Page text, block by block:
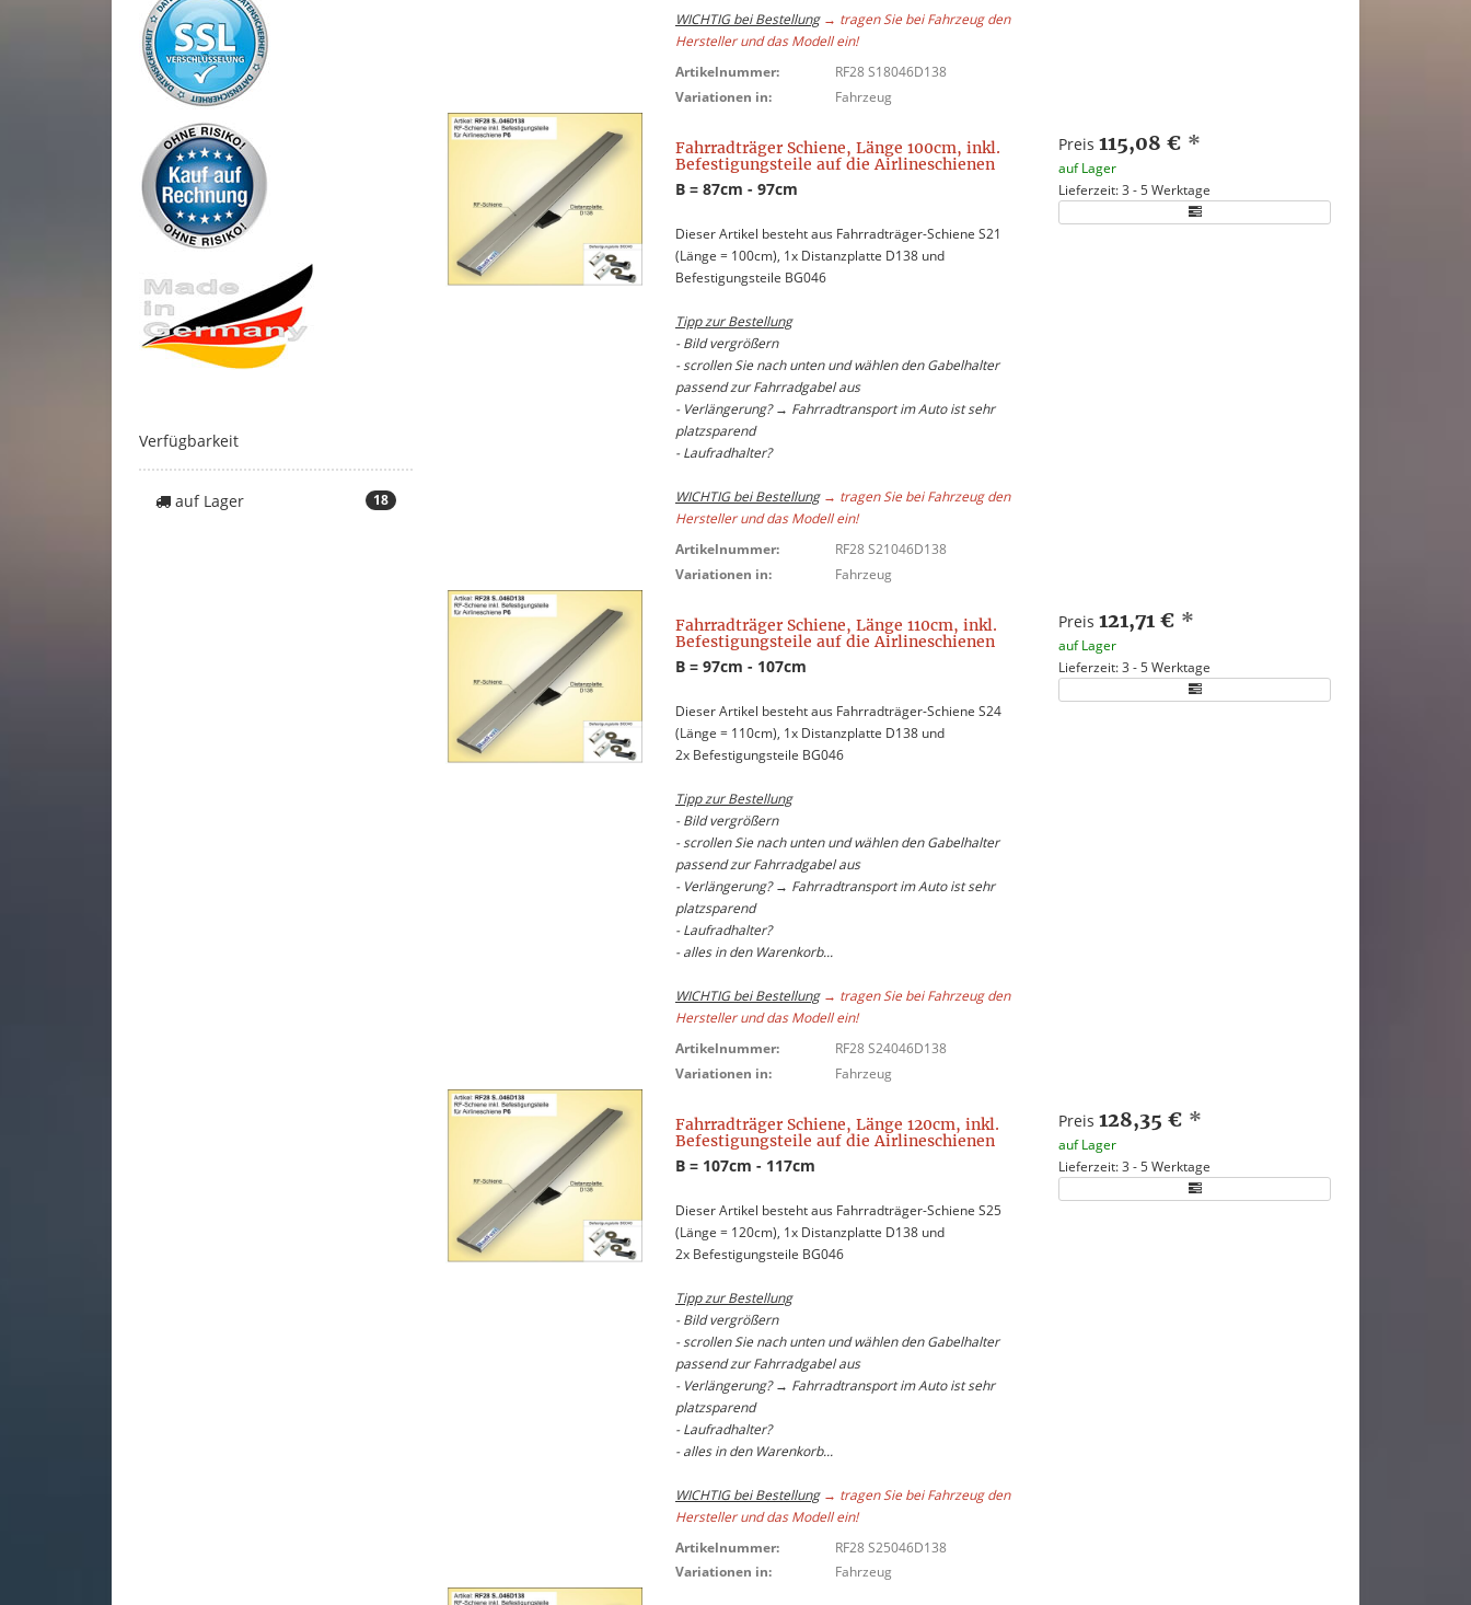
WICHTIG bei Bestellung → tragen Sie bei Fahrzeug den
Hersteller und das Modell ein!
Artikelnummer:
RF28 S18046D138
Variationen in:
Fahrzeug
Fahrradträger Schiene, Länge 100cm, inkl.
Befestigungsteile auf die Airlineschienen
B = 87cm - 97cm
Dieser Artikel besteht aus Fahrradträger-Schiene S21
(Länge = 100cm), 1x Distanzplatte D138 und
Befestigungsteile BG046
Tipp zur Bestellung
- Bild vergrößern
- scrollen Sie nach unten und wählen den Gabelhalter
passend zur Fahrradgabel aus
- Verlängerung? → Fahrradtransport im Auto ist sehr
platzsparend
- Laufradhalter?
WICHTIG bei Bestellung → tragen Sie bei Fahrzeug den
Hersteller und das Modell ein!
Artikelnummer:
RF28 S21046D138
Variationen in:
Fahrzeug
Preis 115,08 € *
auf Lager
Lieferzeit: 3 - 5 Werktage
Fahrradträger Schiene, Länge 110cm, inkl.
Befestigungsteile auf die Airlineschienen
B = 97cm - 107cm
Dieser Artikel besteht aus Fahrradträger-Schiene S24
(Länge = 110cm), 1x Distanzplatte D138 und
2x Befestigungsteile BG046
Tipp zur Bestellung
- Bild vergrößern
- scrollen Sie nach unten und wählen den Gabelhalter
passend zur Fahrradgabel aus
- Verlängerung? → Fahrradtransport im Auto ist sehr
platzsparend
- Laufradhalter?
- alles in den Warenkorb...
WICHTIG bei Bestellung → tragen Sie bei Fahrzeug den
Hersteller und das Modell ein!
Artikelnummer:
RF28 S24046D138
Variationen in:
Fahrzeug
Preis 121,71 € *
auf Lager
Lieferzeit: 3 - 5 Werktage
Fahrradträger Schiene, Länge 120cm, inkl.
Befestigungsteile auf die Airlineschienen
B = 107cm - 117cm
Dieser Artikel besteht aus Fahrradträger-Schiene S25
(Länge = 120cm), 1x Distanzplatte D138 und
2x Befestigungsteile BG046
Tipp zur Bestellung
- Bild vergrößern
- scrollen Sie nach unten und wählen den Gabelhalter
passend zur Fahrradgabel aus
- Verlängerung? → Fahrradtransport im Auto ist sehr
platzsparend
- Laufradhalter?
- alles in den Warenkorb...
WICHTIG bei Bestellung → tragen Sie bei Fahrzeug den
Hersteller und das Modell ein!
Artikelnummer:
RF28 S25046D138
Variationen in:
Fahrzeug
Preis 128,35 € *
auf Lager
Lieferzeit: 3 - 5 Werktage
Verfügbarkeit
18
auf Lager